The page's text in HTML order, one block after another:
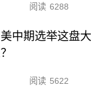
阅读 6288
中期选举这盘大
阅读 5622